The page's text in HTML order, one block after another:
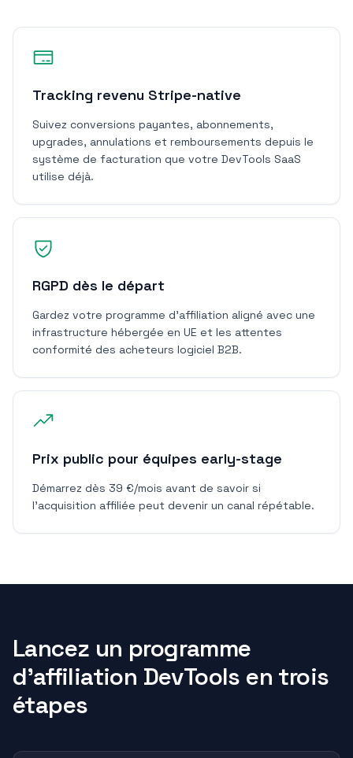
Tracking revenu Stripe-native
Suivez conversions payantes, abonnements,
upgrades, annulations et remboursements depuis le
système de facturation que votre DevTools SaaS
utilise déjà.
RGPD dès le départ
Gardez votre programme d'affiliation aligné avec une
infrastructure hébergée en UE et les attentes
conformité des acheteurs logiciel B2B.
Prix public pour équipes early-stage
Démarrez dès 39 €/mois avant de savoir si
l'acquisition affiliée peut devenir un canal répétable.
Lancez un programme
d'affiliation DevTools en trois
étapes